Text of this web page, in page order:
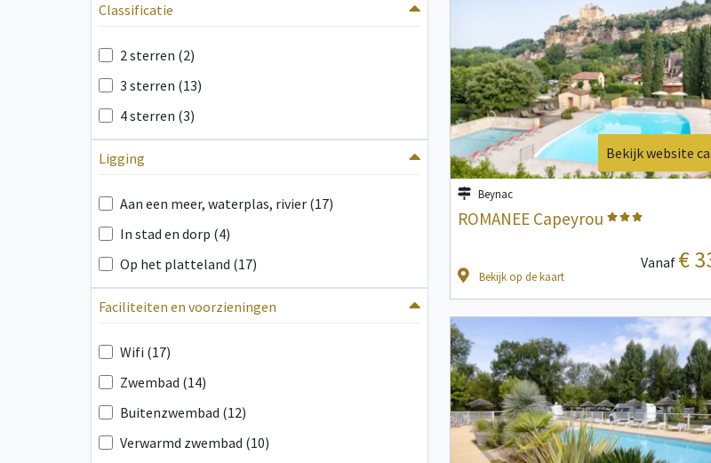
Classificatie
2 sterren (2)
3 sterren (13)
4 sterren (3)
Ligging
Aan een meer, waterplas, rivier (17)
In stad en dorp (4)
Op het platteland (17)
Faciliteiten en voorzieningen
Wifi (17)
Zwembad (14)
Buitenzwembad (12)
Verwarmd zwembad (10)
Bekijk website
Beynac
ROMANEE Capeyrou
Bekijk op de kaart
Vanaf €